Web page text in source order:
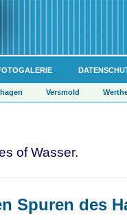
Versmold
of Wasser.
Spuren des